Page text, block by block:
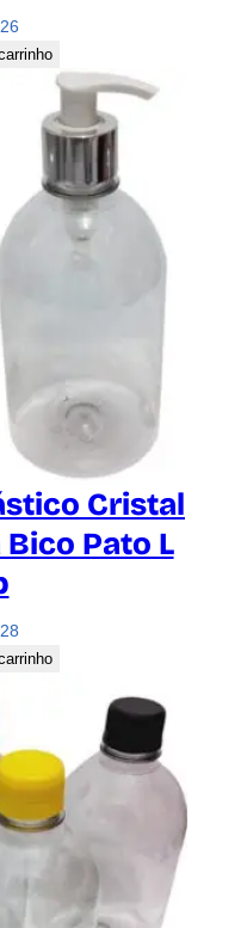
Cristal
Pato L